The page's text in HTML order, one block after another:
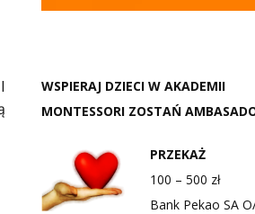
WSPIERAJ DZIECI W AKADEMII
MONTESSORI ZOSTAŃ
PRZEKAŻ
100 – 500 zł
Bank Pekao SA